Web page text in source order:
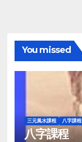
You missed
三元風水課程 八字課程
八字課程